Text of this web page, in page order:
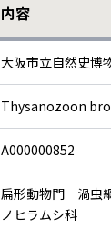
内容
大阪市立自然史博
Thysanozoon
A000000852
扁形動物門 渦
ノヒラムシ科